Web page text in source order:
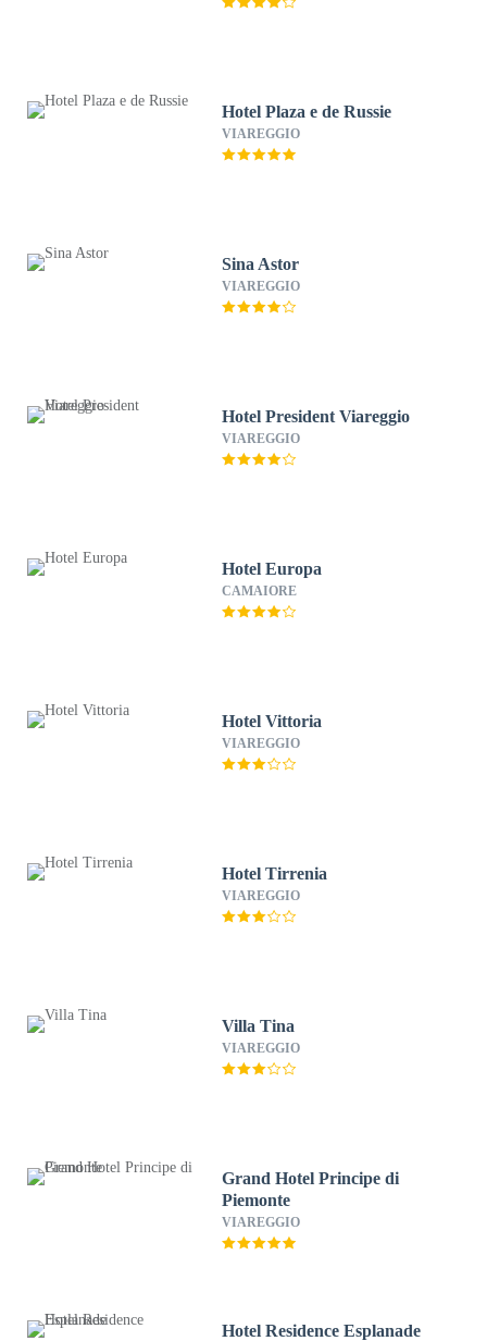
Hotel Plaza e de Russie
VIAREGGIO
Sina Astor
VIAREGGIO
Hotel President Viareggio
VIAREGGIO
Hotel Europa
CAMAIORE
Hotel Vittoria
VIAREGGIO
Hotel Tirrenia
VIAREGGIO
Villa Tina
VIAREGGIO
Grand Hotel Principe di
Piemonte
VIAREGGIO
Hotel Residence Esplanade